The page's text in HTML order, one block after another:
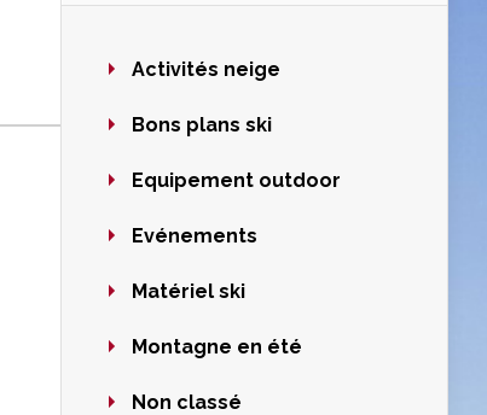
Activités neige
Bons plans ski
Equipement outdoor
Evénements
Matériel ski
Montagne en été
Non classé